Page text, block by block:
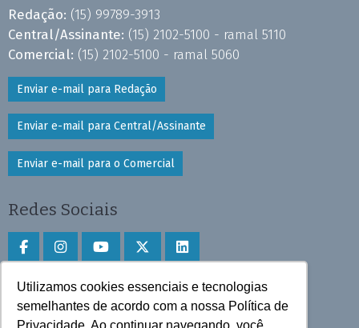
Utilizamos cookies essenciais e tecnologias
semelhantes de acordo com a nossa Política de
Privacidade. Ao continuar navegando, você
Redação: (15) 99789-3913
Central/Assinante: (15) 2102-5100 - ramal 5110
Comercial: (15) 2102-5100 - ramal 5060
Enviar e-mail para Redação
Enviar e-mail para Central/Assinante
Enviar e-mail para o Comercial
Redes Sociais
Faça download do aplicativo